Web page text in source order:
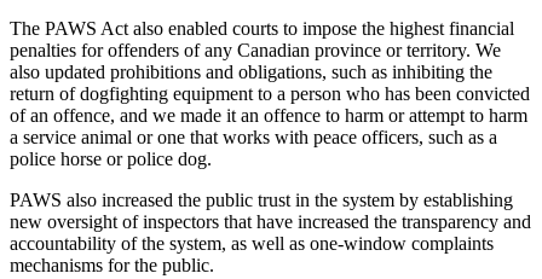
The PAWS Act also enabled courts to impose the highest financial
penalties for offenders of any Canadian province or territory. We
also updated prohibitions and obligations, such as inhibiting the
return of dogfighting equipment to a person who has been convicted
of an offence, and we made it an offence to harm or attempt to harm
a service animal or one that works with peace officers, such as a
police horse or police dog.
PAWS also increased the public trust in the system by establishing
new oversight of inspectors that have increased the transparency and
accountability of the system, as well as one-window complaints
mechanisms for the public.